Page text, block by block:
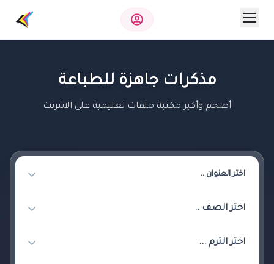
مذكرات جاهزة للطباعة
أضخم وأكبر مكتبة ملفات تعليمية على الانترنت